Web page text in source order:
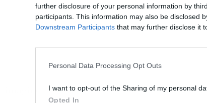
further disclosure of your personal information by
participants. This information may also be disclosed
Downstream Participants that may further disclose it
Personal Data Processing Opt Outs
I want to opt-out of the Sharing of my personal
Opted In
imagino